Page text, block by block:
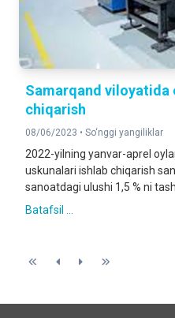
Samarqand viloyatida
chiqarish
08/06/2023 • So‘nggi yangiliklar
2022-yilning yanvar-aprel
uskunalari ishlab chiqarish
sanoatdagi ulushi 1,5 % ni
Batafsil ...